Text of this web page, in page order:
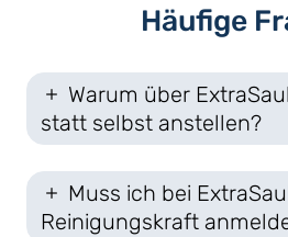
Häufige
Warum über
statt selbst anstellen?
Muss ich bei
Reinigungskraft